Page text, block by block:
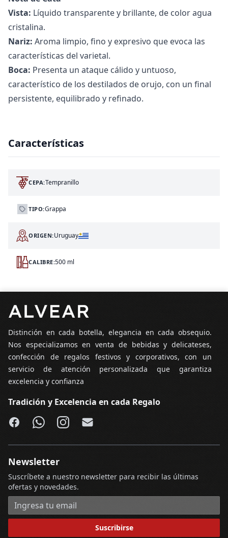
Vista: Líquido transparente y brillante, de color agua
cristalina.
Nariz: Aroma limpio, fino y expresivo que evoca las
características del varietal.
Boca: Presenta un ataque cálido y untuoso,
característico de los destilados de orujo, con un final
persistente, equilibrado y refinado.
Características
CEPA:Tempranillo
TIPO:Grappa
ORIGEN:Uruguay
CALIBRE:500 ml
Distinción en cada botella, elegancia en cada obsequio.
Nos especializamos en venta de bebidas y delicateses,
confección de regalos festivos y corporativos, con un
servicio de atención personalizada que garantiza
excelencia y confianza
Tradición y Excelencia en cada Regalo
Facebook
WhatsApp
Instagram
Email
Newsletter
Suscríbete a nuestro newsletter para recibir las últimas
ofertas y novedades.
Dirección de correo electrónico
Suscribirse